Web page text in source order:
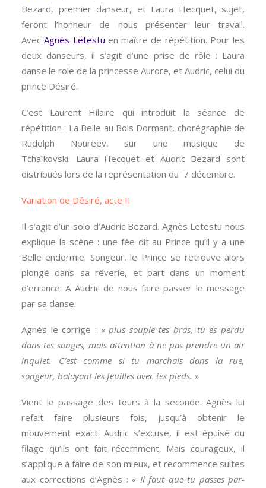
Bezard, premier danseur, et Laura Hecquet, sujet,
feront l’honneur de nous présenter leur travail.
AvecAgnès Letestu en maître de répétition. Pour les
deux danseurs, il s’agit d’une prise de rôle : Laura
danse le role de la princesse Aurore, et Audric, celui du
prince Désiré.
C’est Laurent Hilaire qui introduit la séance de
répétition : La Belle au Bois Dormant, chorégraphie de
Rudolph Noureev, sur une musique de
Tchaïkovski. Laura Hecquet et Audric Bezard sont
distribués lors de la représentation du 7 décembre.
Variation de Désiré, acte II
Il s’agit d’un solo d’Audric Bezard. Agnès Letestu nous
explique la scène : une fée dit au Prince qu’il y a une
Belle endormie. Songeur, le Prince se retrouve alors
plongé dans sa rêverie, et part dans un moment
d’errance. A Audric de nous faire passer le message
par sa danse.
Agnès le corrige : « plus souple tes bras, tu es perdu
dans tes songes, mais attention à ne pas prendre un air
inquiet. C’est comme si tu marchais dans la rue,
songeur, balayant les feuilles avec tes pieds. »
Vient le passage des tours à la seconde. Agnès lui
refait faire plusieurs fois, jusqu’à obtenir le
mouvement exact. Audric s’excuse, il est épuisé du
filage qu’ils ont fait récemment. Mais courageux, il
s’applique à faire de son mieux, et recommence suites
aux corrections d’Agnès : « Il faut que tu passes par-